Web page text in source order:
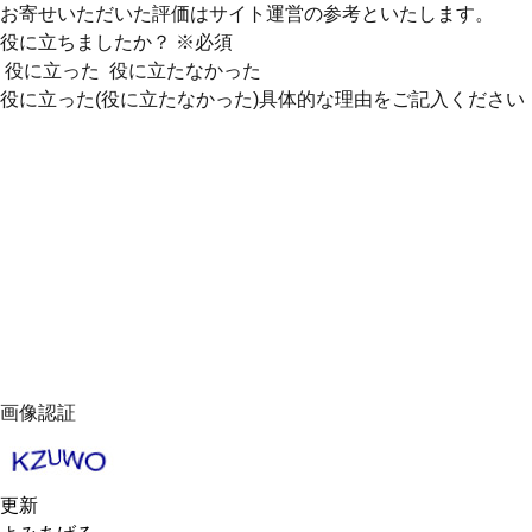
お寄せいただいた評価はサイト運営の参考といたします。
役に立ちましたか？ ※必須
役に立った 役に立たなかった
役に立った(役に立たなかった)具体的な理由をご記入ください
画像認証
更新